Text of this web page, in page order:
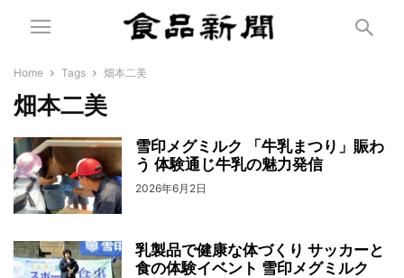
Home Tags 畑本二美
畑本二美
雪印メグミルク 「牛乳まつり」賑わ
う 体験通じ牛乳の魅力発信
2026年6月2日
乳製品で健康な体づくり サッカーと
食の体験イベント 雪印メグミルク